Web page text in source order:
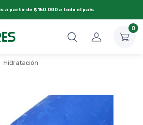
a partir de $150.000 a todo el país
0
Hidratación